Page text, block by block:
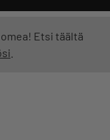
Etsi täältä